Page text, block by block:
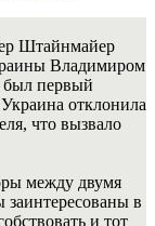
Штайнмайер
Владимиром
был первый
отклонила
что вызвало
между двумя
заинтересованы в
и тот